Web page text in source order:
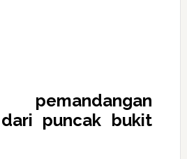
pemandangan
puncak bukit